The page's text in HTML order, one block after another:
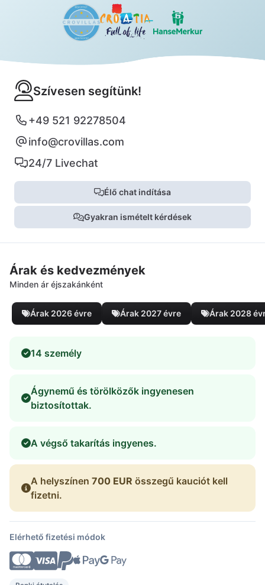
Szívesen segítünk!
+49 521 92278504
info@crovillas.com
24/7 Livechat
Élő chat indítása
Gyakran ismételt kérdések
Árak és kedvezmények
Minden ár éjszakánként
Árak 2026 évre Árak 2027 évre Árak 2028
14 személy
Ágynemű és törölközők ingyenesen
biztosítottak.
A végső takarítás ingyenes.
A helyszínen 700 EUR összegű kauciót kell
fizetni.
Elérhető fizetési módok